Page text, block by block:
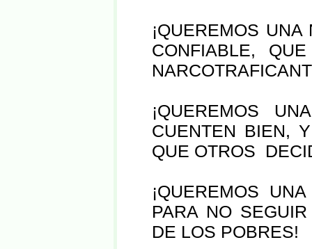
¡QUEREMOS
CONFIABLE,
¡QUEREMOS
CUENTEN BIEN,
QUE OTROS
¡QUEREMOS
PARA NO
DE LOS POBRES!